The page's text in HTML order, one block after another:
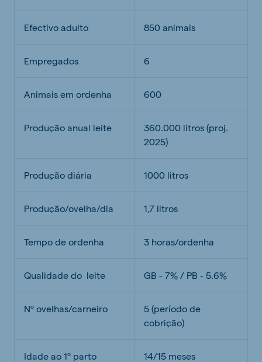
Efectivo adulto 850 animais
Empregados 6
Animais em ordenha 600
Produção anual leite
360.000 litros (proj.
2025)
Produção diária 1000 litros
Produção/ovelha/dia 1,7 litros
Tempo de ordenha 3 horas/ordenha
Qualidade do leite GB - 7% / PB - 5.6%
Nº ovelhas/carneiro
5 (período de
cobrição)
Idade ao 1º parto 14/15 meses